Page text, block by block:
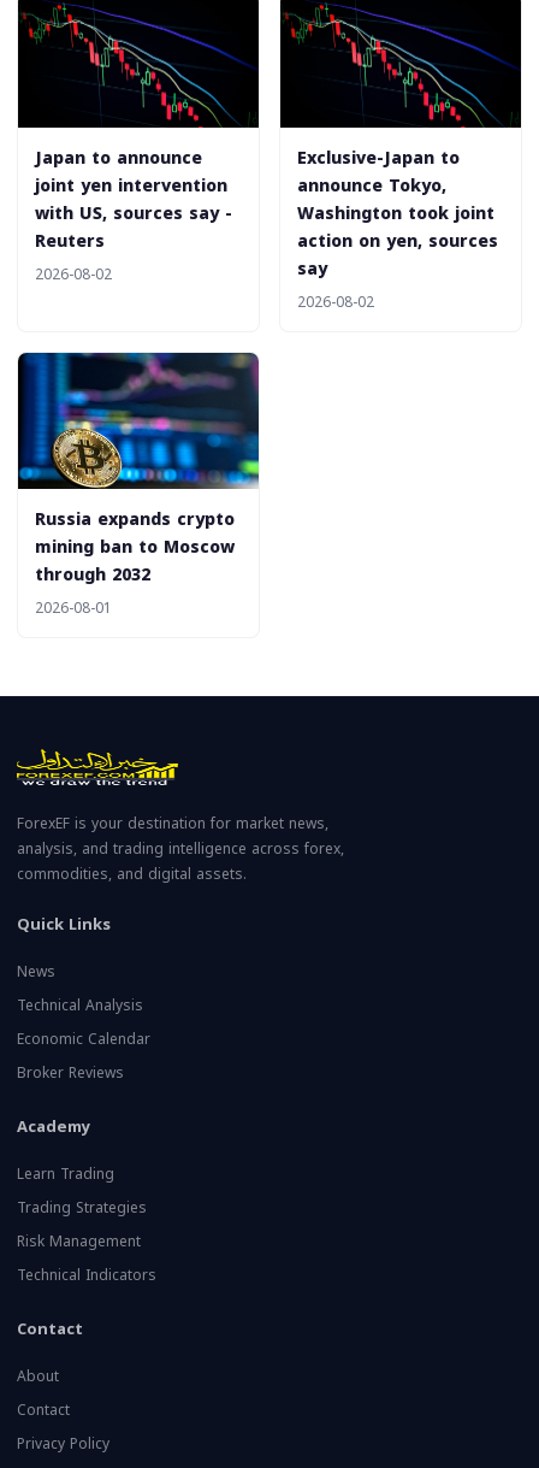
Japan to announce
joint yen intervention
with US, sources say -
Reuters
2026-08-02
Exclusive-Japan to
announce Tokyo,
Washington took joint
action on yen, sources
say
2026-08-02
Russia expands crypto
mining ban to Moscow
through 2032
2026-08-01
ForexEF is your destination for market news,
analysis, and trading intelligence across forex,
commodities, and digital assets.
Quick Links
News
Technical Analysis
Economic Calendar
Broker Reviews
Academy
Learn Trading
Trading Strategies
Risk Management
Technical Indicators
Contact
About
Contact
Privacy Policy